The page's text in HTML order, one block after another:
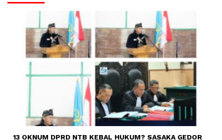
13 OKNUM DPRD NTB KEBAL HUKUM? SASAKA GEDOR